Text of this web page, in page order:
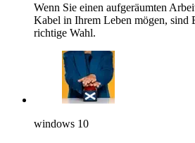
Wenn Sie einen aufgeräumten
Kabel in Ihrem Leben mögen, sind
richtige Wahl.
windows 10